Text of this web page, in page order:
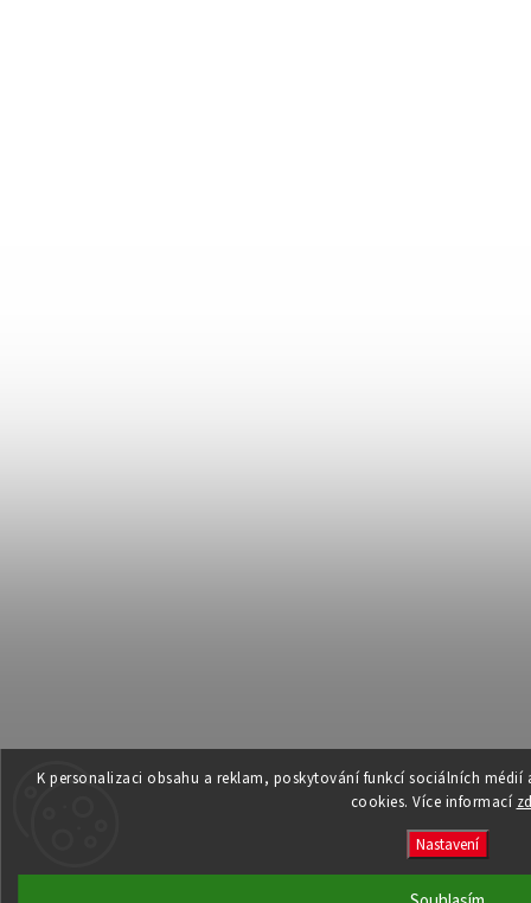
K personalizaci obsahu a reklam, poskytování funkcí sociálních
cookies. Více informací
Nastavení